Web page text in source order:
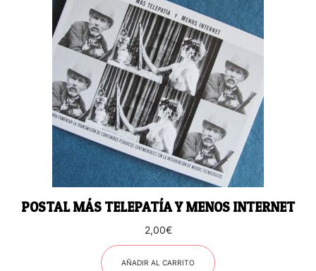
POSTAL MÁS TELEPATÍA Y MENOS INTERNET
2,00€
AÑADIR AL CARRITO